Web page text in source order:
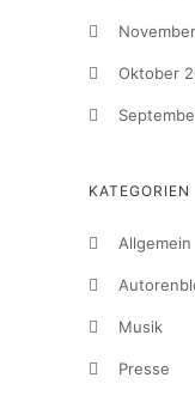
Oktober
KATEGORIEN
Allgemein
Musik
Presse